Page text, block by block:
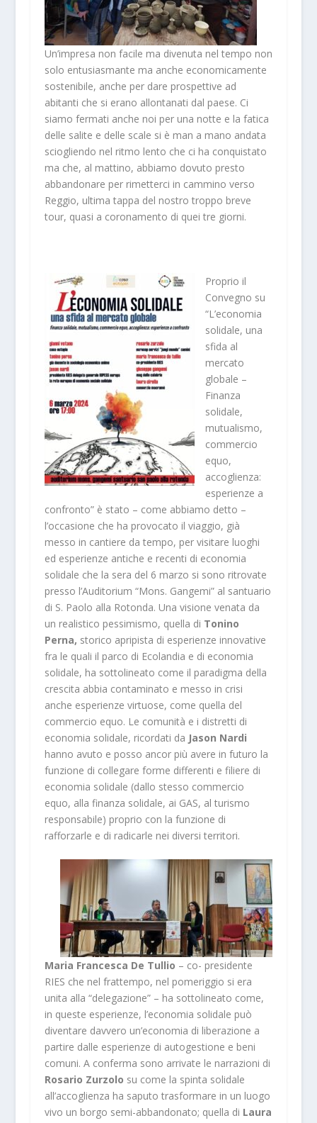
Un’impresa non facile ma divenuta nel tempo non
solo entusiasmante ma anche economicamente
sostenibile, anche per dare prospettive ad
abitanti che si erano allontanati dal paese. Ci
siamo fermati anche noi per una notte e la fatica
delle salite e delle scale si è man a mano andata
sciogliendo nel ritmo lento che ci ha conquistato
ma che, al mattino, abbiamo dovuto presto
abbandonare per rimetterci in cammino verso
Reggio, ultima tappa del nostro troppo breve
tour, quasi a coronamento di quei tre giorni.
Proprio il
Convegno su
“L’economia
solidale, una
sfida al
mercato
globale –
Finanza
solidale,
mutualismo,
commercio
equo,
accoglienza:
esperienze a
confronto” è stato – come abbiamo detto –
l’occasione che ha provocato il viaggio, già
messo in cantiere da tempo, per visitare luoghi
ed esperienze antiche e recenti di economia
solidale che la sera del 6 marzo si sono ritrovate
presso l’Auditorium “Mons. Gangemi” al santuario
di S. Paolo alla Rotonda. Una visione venata da
un realistico pessimismo, quella di Tonino
Perna, storico apripista di esperienze innovative
fra le quali il parco di Ecolandia e di economia
solidale, ha sottolineato come il paradigma della
crescita abbia contaminato e messo in crisi
anche esperienze virtuose, come quella del
commercio equo. Le comunità e i distretti di
economia solidale, ricordati da Jason Nardi
hanno avuto e posso ancor più avere in futuro la
funzione di collegare forme differenti e filiere di
economia solidale (dallo stesso commercio
equo, alla finanza solidale, ai GAS, al turismo
responsabile) proprio con la funzione di
rafforzarle e di radicarle nei diversi territori.
Maria Francesca De Tullio – co- presidente
RIES che nel frattempo, nel pomeriggio si era
unita alla “delegazione” – ha sottolineato come,
in queste esperienze, l’economia solidale può
diventare davvero un’economia di liberazione a
partire dalle esperienze di autogestione e beni
comuni. A conferma sono arrivate le narrazioni di
Rosario Zurzolo su come la spinta solidale
all’accoglienza ha saputo trasformare in un luogo
vivo un borgo semi-abbandonato; quella di Laura